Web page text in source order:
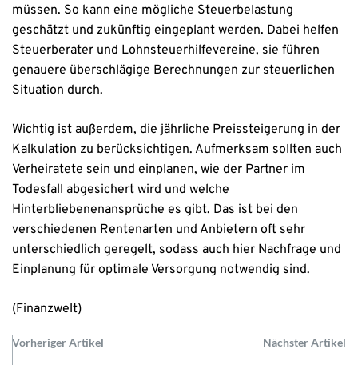
müssen. So kann eine mögliche Steuerbelastung
geschätzt und zukünftig eingeplant werden. Dabei helfen
Steuerberater und Lohnsteuerhilfevereine, sie führen
genauere überschlägige Berechnungen zur steuerlichen
Situation durch.
Wichtig ist außerdem, die jährliche Preissteigerung in der
Kalkulation zu berücksichtigen. Aufmerksam sollten auch
Verheiratete sein und einplanen, wie der Partner im
Todesfall abgesichert wird und welche
Hinterbliebenenansprüche es gibt. Das ist bei den
verschiedenen Rentenarten und Anbietern oft sehr
unterschiedlich geregelt, sodass auch hier Nachfrage und
Einplanung für optimale Versorgung notwendig sind.
(Finanzwelt)
Vorheriger Artikel Nächster Artikel